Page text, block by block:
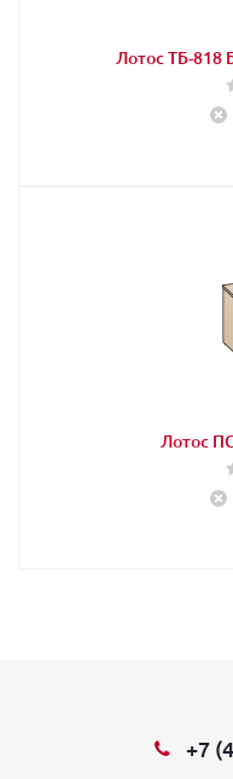
Лотос ТБ-818
Лотос
+7